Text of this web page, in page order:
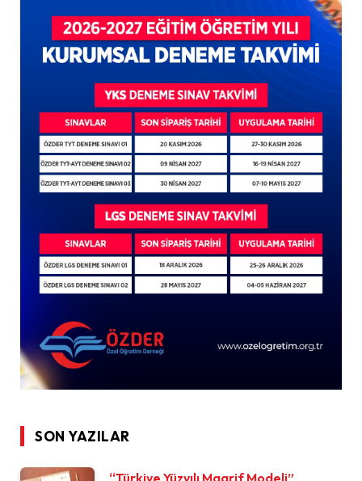
SON YAZILAR
“Türkiye Yüzyılı Maarif Modeli”